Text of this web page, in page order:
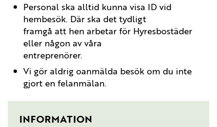
Personal ska alltid kunna visa ID vid
hembesök. Där ska det tydligt
framgå att hen arbetar för Hyresbostäder
eller någon av våra
entreprenörer.
Vi gör aldrig oanmälda besök om du inte
gjort en felanmälan.
INFORMATION